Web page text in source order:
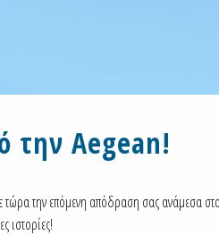
την Aegean!
τώρα την επόμενη απόδραση σας ανάμεσα
ιστορίες!